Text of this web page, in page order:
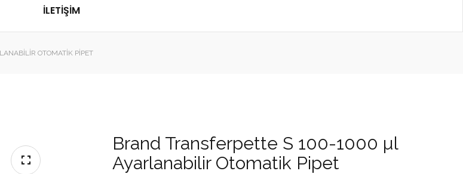
İLETIŞIM
OTOMATIK PIPET
Brand Transferpette S 100-1000 µl
Ayarlanabilir Otomatik Pipet